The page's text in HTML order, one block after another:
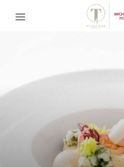
Skip to main content